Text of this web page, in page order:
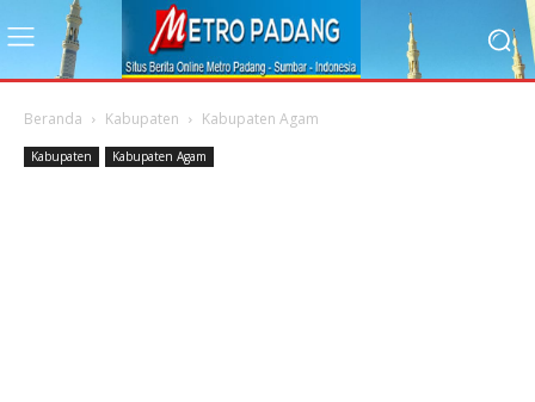
Beranda Kabupaten Kabupaten Agam
Kabupaten Kabupaten Agam